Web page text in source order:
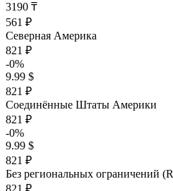
3190 ₸
561 ₽
Северная Америка
821 ₽
-0%
9.99 $
821 ₽
Соединённые Штаты Америки
821 ₽
-0%
9.99 $
821 ₽
Без региональных ограничений
821 ₽